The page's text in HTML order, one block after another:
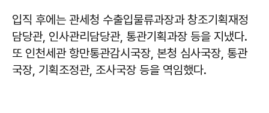
입직 후에는 관세청 수출입물류과장과 창조기획재정
담당관, 인사관리담당관, 통관기획과장 등을 지냈다.
또 인천세관 항만통관감시국장, 본청 심사국장, 통관
국장, 기획조정관, 조사국장 등을 역임했다.